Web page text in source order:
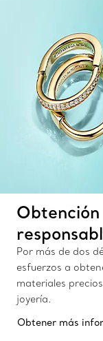
Por más de dos
esfuerzos a
materiales
joyería.
Obtener más